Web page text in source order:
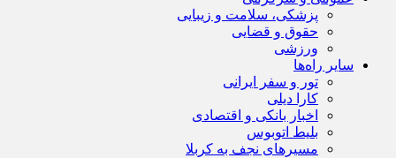
پزشکی، سلامت و زیبایی
حقوق و قضایی
ورزشی
سایر راه‌ها
تور و سفر ایرانی
کارا دیلی
اخبار بانکی و اقتصادی
بلیط اتوبوس
مسیرهای نجف به کربلا